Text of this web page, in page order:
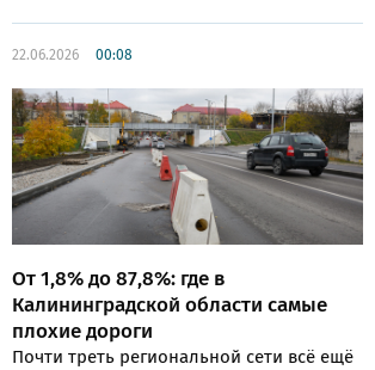
22.06.2026 00:08
От 1,8% до 87,8%: где в
Калининградской области самые
плохие дороги
Почти треть региональной сети всё ещё